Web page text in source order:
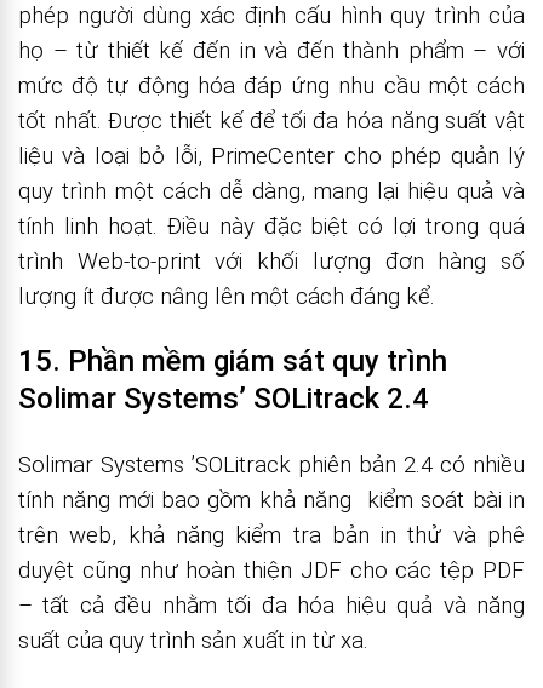
phép người dùng xác định cấu hình quy trình của
họ – từ thiết kế đến in và đến thành phẩm – với
mức độ tự động hóa đáp ứng nhu cầu một cách
tốt nhất. Được thiết kế để tối đa hóa năng suất vật
liệu và loại bỏ lỗi, PrimeCenter cho phép quản lý
quy trình một cách dễ dàng, mang lại hiệu quả và
tính linh hoạt. Điều này đặc biệt có lợi trong quá
trình Web-to-print với khối lượng đơn hàng số
lượng ít được nâng lên một cách đáng kể.
15. Phần mềm giám sát quy trình
Solimar Systems’ SOLitrack 2.4
Solimar Systems ’SOLitrack phiên bản 2.4 có nhiều
tính năng mới bao gồm khả năng kiểm soát bài in
trên web, khả năng kiểm tra bản in thử và phê
duyệt cũng như hoàn thiện JDF cho các tệp PDF
– tất cả đều nhằm tối đa hóa hiệu quả và năng
suất của quy trình sản xuất in từ xa.